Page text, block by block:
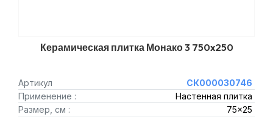
Керамическая плитка Монако 3 750x250
Артикул
СК000030746
Применение :
Настенная плитка
Размер, см :
75x25